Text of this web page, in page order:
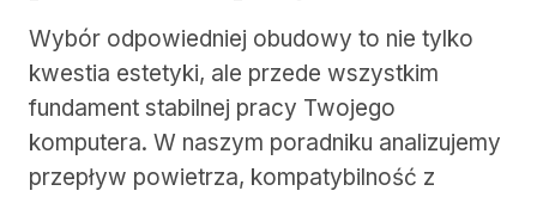
Wybór odpowiedniej obudowy to nie tylko
kwestia estetyki, ale przede wszystkim
fundament stabilnej pracy Twojego
komputera. W naszym poradniku analizujemy
przepływ powietrza, kompatybilność z